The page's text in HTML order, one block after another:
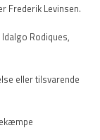
Frederik Levinsen.
Rodiques,
eller tilsvarende